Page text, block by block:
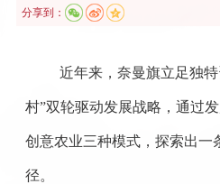
分享到：
近年来，奈曼旗立足独
村”双轮驱动发展战略，通过
创意农业三种模式，探索出一
径。